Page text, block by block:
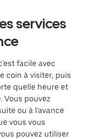
services
facile avec
coin à visiter, puis
quelle heure et
Vous pouvez
ou à l'avance
vous vous
pouvez utiliser